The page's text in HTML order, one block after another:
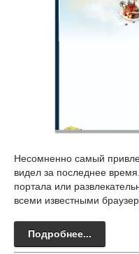
Несомненно самый
видел за последнее
портала или
всеми известными
Подробнее...